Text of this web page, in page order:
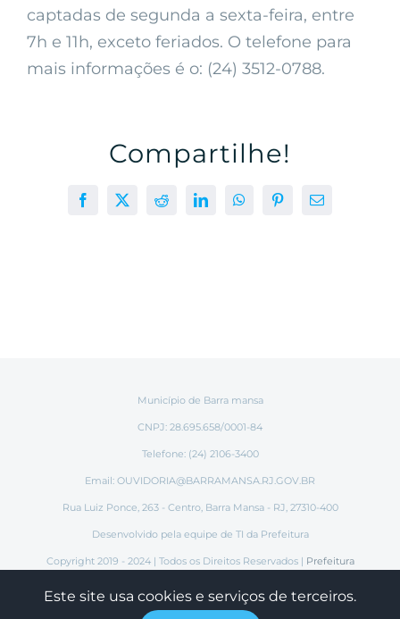
captadas de segunda a sexta-feira, entre
7h e 11h, exceto feriados. O telefone para
mais informações é o: (24) 3512-0788.
Compartilhe!
Facebook
X RedditLinkedInWhatsAppPinterest
E-
Município de Barra mansa
CNPJ: 28.695.658/0001-84
Telefone: (24) 2106-3400
Email: OUVIDORIA@BARRAMANSA.RJ.GOV.BR
Rua Luiz Ponce, 263 - Centro, Barra Mansa - RJ, 27310-400
Desenvolvido pela equipe de TI da Prefeitura
Copyright 2019 - 2024 | Todos os Direitos Reservados | Prefeitura
Municipal de Barra Mansa
Este site usa cookies e serviços de terceiros.